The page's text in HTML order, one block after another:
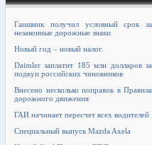
Гаишник получил условный срок за
незаконные дорожные знаки
Новый год – новый налог.
Daimler заплатит 185 млн долларов за
подкуп российских чиновников
Внесено несколько поправок в Правила
дорожного движения
ГАИ начинает пересчет всех водителей
Специальный выпуск Mazda Axela